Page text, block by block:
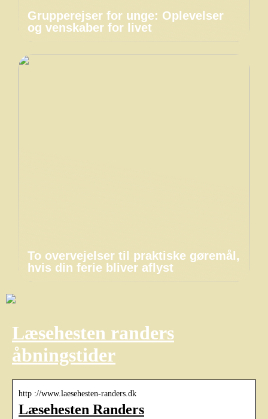
Grupperejser for unge: Oplevelser
og venskaber for livet
To overvejelser til praktiske gøremål,
hvis din ferie bliver aflyst
Læsehesten randers
åbningstider
http ://www.laesehesten-randers.dk
Læsehesten Randers